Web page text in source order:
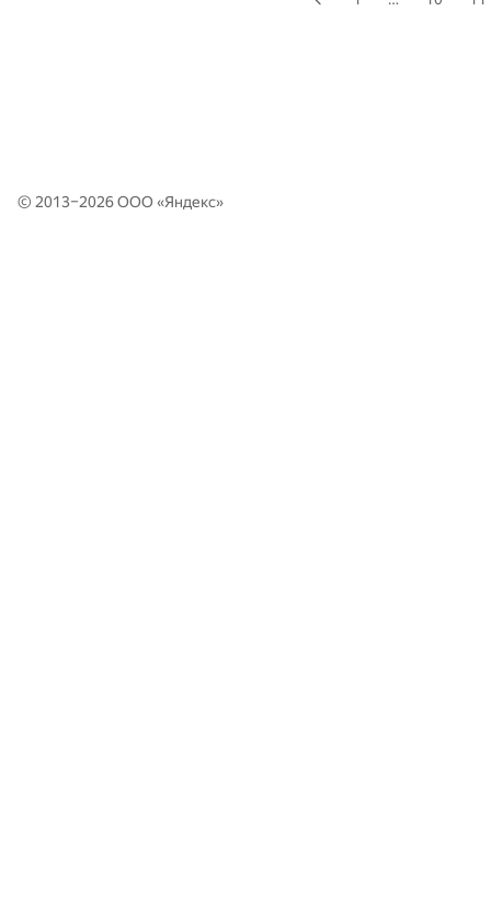
© 2013–2026 ООО «Яндекс»